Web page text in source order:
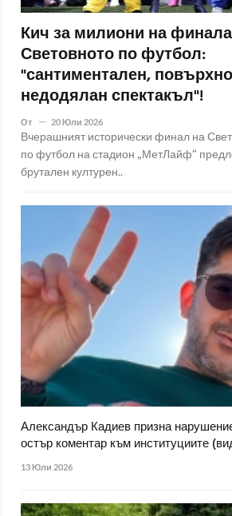
Кич за милиони на
Световното по футбол:
"сантиментален,
недодялан спектакъл"!
От 20 Юли 2026
Вчерашният исторически финал на
по футбол на стадион „МетЛайф“
брутален културен..
Александър Кадиев призна
остър коментар към институциите
13 Юли 2026